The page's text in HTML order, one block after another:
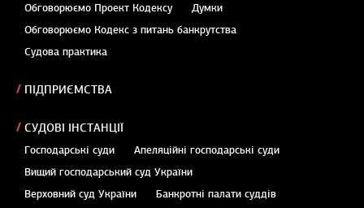
Обговорюємо Проект Кодексу
Думки
Обговорюємо Кодекс з питань банкрутства
Судова практика
ПІДПРИЄМСТВА
СУДОВІ ІНСТАНЦІЇ
Господарські суди
Апеляційні господарські суди
Вищий господарський суд України
Верховний суд України
Банкротні палати суддів